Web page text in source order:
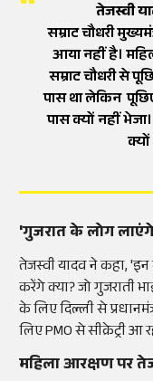
तेजस्वी
सम्राट चौधरी
आया नहीं है।
सम्राट चौधरी से
पास था लेकिन पूछिए
पास क्यों नहीं
'गुजरात के लोग
तेजस्वी यादव ने कहा,
करेंगे क्या? जो गुजराती
के लिए दिल्ली से
लिए PMO से सीक्रेट्री आ
महिला आरक्षण पर